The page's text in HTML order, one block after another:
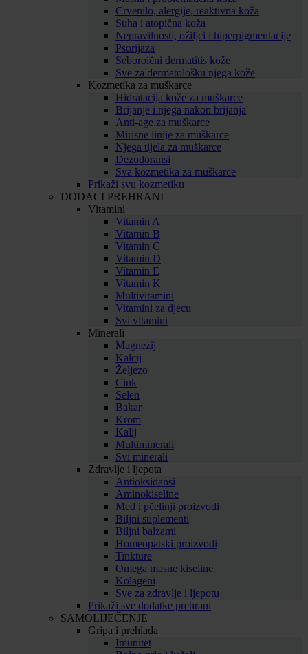
Crvenilo, alergije, reaktivna koža
Suha i atopična koža
Nepravilnosti, ožiljci i hiperpigmentacije
Psorijaza
Seboroični dermatitis kože
Sve za dermatološku njega kože
Kozmetika za muškarce
Hidratacija kože za muškarce
Brijanje i njega nakon brijanja
Anti-age za muškarce
Mirisne linije za muškarce
Njega tijela za muškarce
Dezodoransi
Sva kozmetika za muškarce
Prikaži svu kozmetiku
DODACI PREHRANI
Vitamini
Vitamin A
Vitamin B
Vitamin C
Vitamin D
Vitamin E
Vitamin K
Multivitamini
Vitamini za djecu
Svi vitamini
Minerali
Magnezij
Kalcij
Željezo
Cink
Selen
Bakar
Krom
Kalij
Multiminerali
Svi minerali
Zdravlje i ljepota
Antioksidansi
Aminokiseline
Med i pčelinji proizvodi
Biljni suplementi
Biljni balzami
Homeopatski proizvodi
Tinkture
Omega masne kiseline
Kolageni
Sve za zdravlje i ljepotu
Prikaži sve dodatke prehrani
SAMOLIJEČENJE
Gripa i prehlada
Imunitet